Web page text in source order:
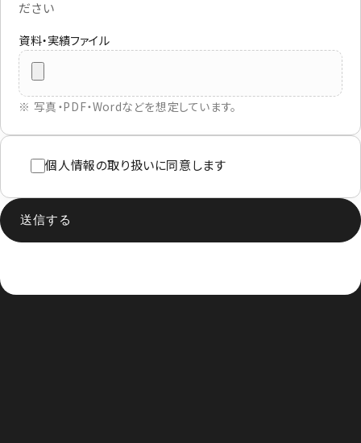
ださい
資料・実績ファイル
※ 写真・PDF・Wordなどを想定しています。
個人情報の取り扱いに同意します